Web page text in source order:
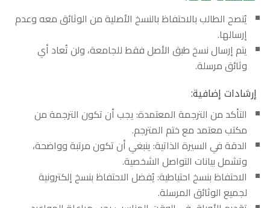
يُنصح الطالب بالاحتفاظ بالنسخ الأصلية من الوثائق معه وعدم
إرسالها.
يتم إرسال نسخ طبق الأصل فقط للجامعة، ولن تُعاد أي
وثائق مرسلة.
إرشادات إضافية:
التأكد من الترجمة المعتمدة: يجب أن تكون الترجمة من
مكتب معتمد مع ختم المترجم.
الدقة في السيرة الذاتية: ينبغي أن تكون مرتبة وواضحة،
وتشمل بيانات التواصل الشخصية.
الاحتفاظ بنسخ احتياطية: يُفضل الاحتفاظ بنسخ إلكترونية
لجميع الوثائق المرسلة.